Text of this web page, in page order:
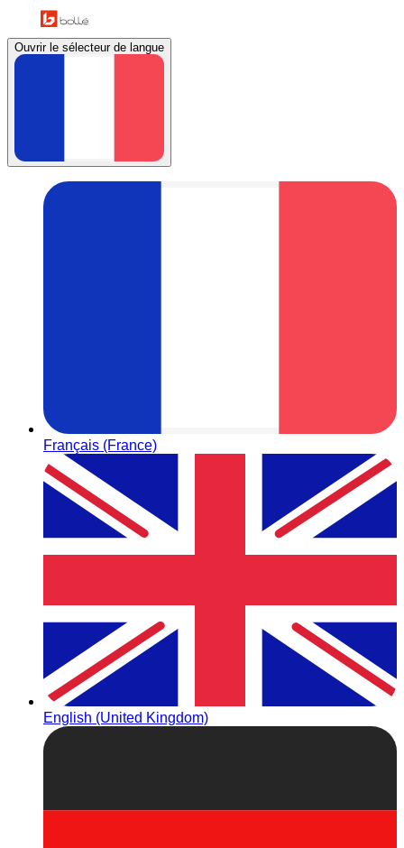
Ouvrir le sélecteur de langue
Français (France)
English (United Kingdom)